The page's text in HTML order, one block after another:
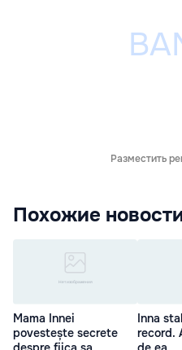
Разместить
Похожие
Mama Innei
povestește secrete
Inna
record.